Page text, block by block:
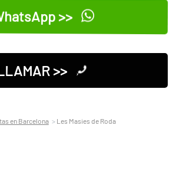
>>
>>
en Barcelona Les Masies de Roda